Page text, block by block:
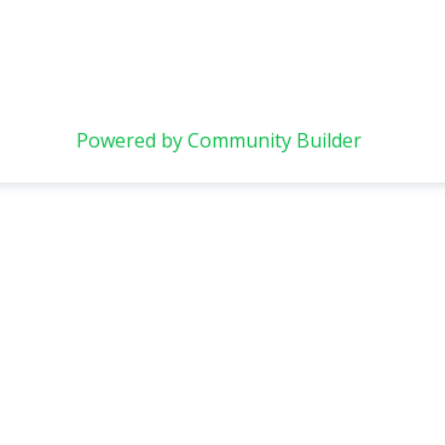
Powered by Community Builder